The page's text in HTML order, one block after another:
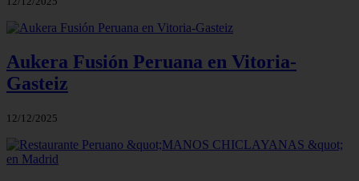
Aukera Fusión Peruana en Vitoria-
Gasteiz
12/12/2025